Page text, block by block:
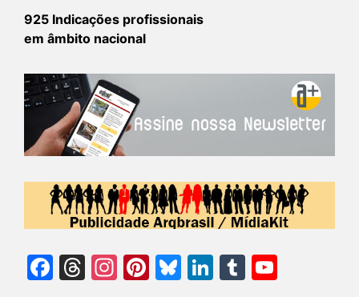
925 Indicações profissionais
em âmbito nacional
Facebook
Threads
Instagram
Pinterest
Bluesky
LinkedIn
Tumblr